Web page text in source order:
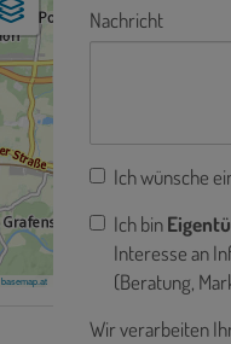
basemap.at
Nachricht
Ich wünsche
Ich bin
Interesse an
(Beratung,
Wir verarbeiten